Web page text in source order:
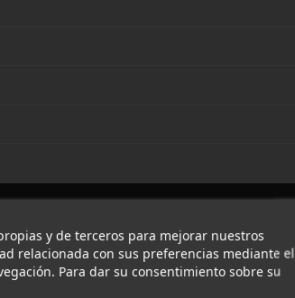
y de terceros para mejorar nuestros
relacionada con sus preferencias mediante el
Para dar su consentimiento sobre su